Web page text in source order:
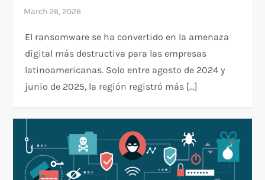
El ransomware se ha convertido en la amenaza
digital más destructiva para las empresas
latinoamericanas. Solo entre agosto de 2024 y
junio de 2025, la región registró más […]